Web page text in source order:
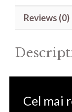
Reviews (0)
Cel mai